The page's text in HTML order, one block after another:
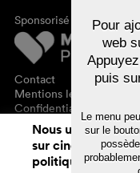
Sponsorisé par
Contact
Mentions légales
Confidentialité des
Nous utilisons
sur cinefile.ch,
politique
Pour
web
puis
Le menu
sur le